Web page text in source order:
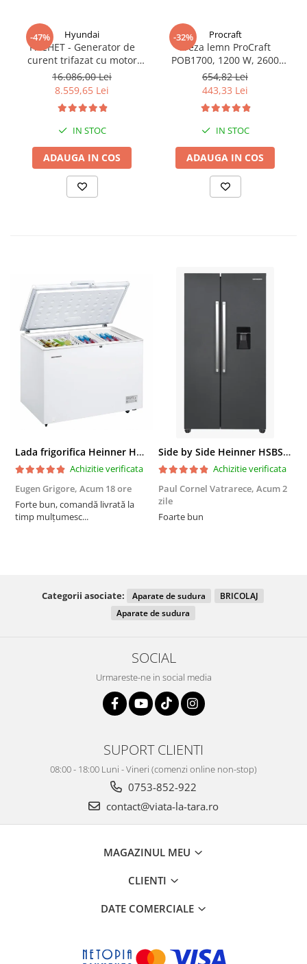
-47% Hyundai
PACHET - Generator de
curent trifazat cu motor
diesel Hyundai DHY8600SE-
T, putere motor 12 CP,
Putere maxima 7.9 kVA,
tensiune 380 / 220 V +
Automatizare trifazata
ATS12-3P
16.086,00 Lei
8.559,65 Lei
IN STOC
ADAUGA IN COS
-32% Procraft
Freza lemn ProCraft
POB1700, 1200 W, 2600
Rpm cu 12 freze pentru
lemn incluse in pachet
654,82 Lei
443,33 Lei
IN STOC
ADAUGA IN COS
Lada frigorifica Heinner HCF-287CNHE++, 287 l, Clasa E, Compresor inverter, Iluminare LED, Functionalitate frigider, Alb
Achizitie verificata
Eugen Grigore, Acum 18 ore
Forte bun, comandă livrată la
timp mulțumesc...
Side by Side Heinner HSBS-HM439NFINVDGWDE++, Total No Frost, Compresor Inverter, Dozator Apa, Display Touch LED, 439 L, Clasa E, Gri Antracit Texturat
Achizitie verificata
Paul Cornel Vatrarece, Acum 2
zile
Foarte bun
Categorii asociate: Aparate de sudura
BRICOLAJ
Aparate de sudura
SOCIAL
Urmareste-ne in social media
SUPORT CLIENTI
08:00 - 18:00 Luni - Vineri (comenzi online non-stop)
0753-852-922
contact@viata-la-tara.ro
MAGAZINUL MEU
CLIENTI
DATE COMERCIALE